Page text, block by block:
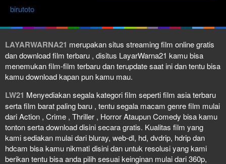
birutoto
LAYARWARNA21 merupakan situs streaming film online gratis
dan download film terbaru , disitus LayarWarna21 kamu bisa
menemukan film-film terbaru dan terupdate saat ini dan tentu bisa
kamu download kapan pun kamu mau.
LW21 Menyediakan segala kategori film seperti film asia terbaru
serta film barat paling baru , tentu segala macam genre film mulai
dari Action , Crime , Thriller , Horror Ataupun Comedy bisa kamu
tonton serta download disini secara gratis. Kualitas film yang
kami sediakan mulai dari bluray, web-dl, hd, dvdrip, hdrip dan
hdcam bisa kamu nikmati disini dan untuk resolusi yang kami
berikan tentu bisa anda pilih sesuai keinginan mulai dari 360p,